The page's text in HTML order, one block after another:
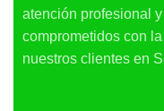
atención profesional
comprometidos con
nuestros clientes en